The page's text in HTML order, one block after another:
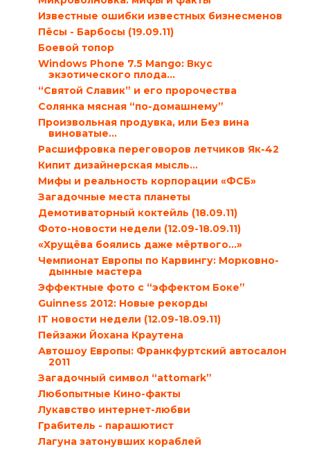
Известные ошибки известных бизнесменов
Пёсы - Барбосы (19.09.11)
Боевой топор
Windows Phone 7.5 Mango: Вкус
экзотического плода…
“Святой Славик” и его пророчества
Солянка мясная “по-домашнему”
Произвольная продувка, или Без вина
виноватые…
Расшифровка переговоров летчиков Як-42
Кипит дизайнерская мысль…
Мифы и реальность корпорации «ФСБ»
Загадочные места планеты
Демотиваторный коктейль (18.09.11)
Фото-новости недели (12.09-18.09.11)
«Хрущёва боялись даже мёртвого...»
Чемпионат Европы по Карвингу: Морковно-
дынные мастера
Эффектные фото с “эффектом Боке”
Guinness 2012: Новые рекорды
IT новости недели (12.09-18.09.11)
Пейзажи Йохана Краутена
Автошоу Европы: Франкфуртский автосалон
2011
Загадочный символ “attomark”
Любопытные Кино-факты
Лукавство интернет-любви
Грабитель - парашютист
Лагуна затонувших кораблей